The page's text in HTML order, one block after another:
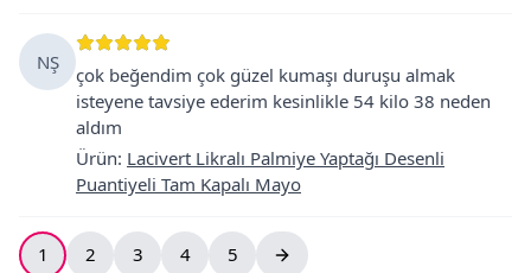
NŞ
çok beğendim çok güzel kumaşı duruşu almak
isteyene tavsiye ederim kesinlikle 54 kilo 38 neden
aldım
Ürün: Lacivert Likralı Palmiye Yaptağı Desenli
Puantiyeli Tam Kapalı Mayo
1 2 3 4 5